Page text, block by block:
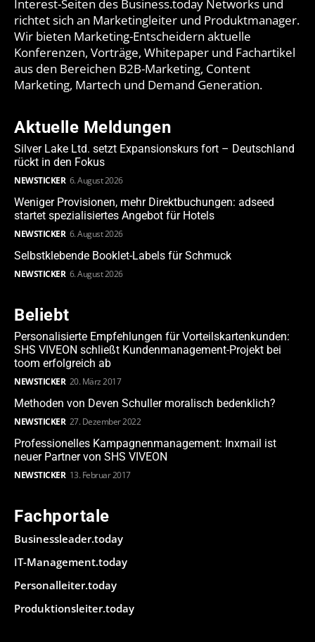
Interest-Seiten des Business.today Networks und
richtet sich an Marketingleiter und Produktmanager.
Wir bieten Marketing-Entscheidern aktuelle
Konferenzen, Vorträge, Whitepaper und Fachartikel
aus den Bereichen B2B-Marketing, Content
Marketing, Martech und Demand Generation.
Aktuelle Meldungen
Silver Lake Ltd. setzt Expansionskurs fort – Deutschland
rückt in den Fokus
NEWSTICKER 6. August 2026
Weniger Provisionen, mehr Direktbuchungen: adseed
startet spezialisiertes Angebot für Hotels
NEWSTICKER 6. August 2026
Selbstklebende Booklet-Labels für Schmuck
NEWSTICKER 6. August 2026
Beliebt
Personalisierte Empfehlungen für Vorteilskartenkunden:
SHS VIVEON schließt Kundenmanagement-Projekt bei
toom erfolgreich ab
NEWSTICKER 20. März 2017
Methoden von Deven Schuller moralisch bedenklich?
NEWSTICKER 27. Dezember 2022
Professionelles Kampagnenmanagement: Inxmail ist
neuer Partner von SHS VIVEON
NEWSTICKER 13. Februar 2017
Fachportale
Businessleader.today
IT-Management.today
Personalleiter.today
Produktionsleiter.today